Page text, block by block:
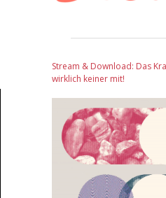
Stream & Download: Das
wirklich keiner mit!